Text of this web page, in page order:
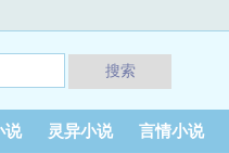
搜索
说 灵异小说 言情小说